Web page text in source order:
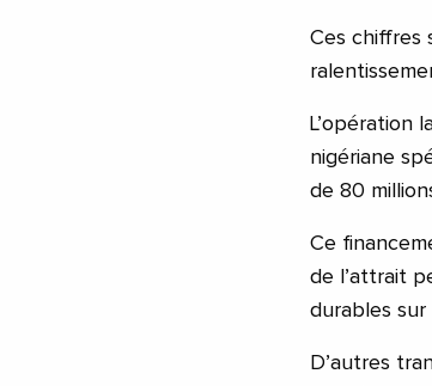
Ces chiffres
L’opération
nigériane
de 80
Ce
de l’attrait
durables
D’autres